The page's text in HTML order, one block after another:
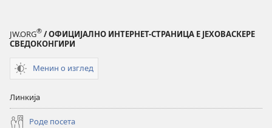
JW.ORG® / ОФИЦИЈАЛНО ИНТЕРНЕТ-СТРАНИЦА Е ЈЕХОВАСКЕРЕ
СВЕДОКОНГИРИ
Менин о изглед
Линкија
Роде посета